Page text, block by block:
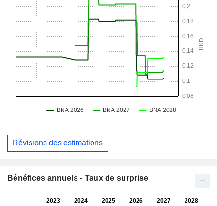
Révisions des estimations
Bénéfices annuels - Taux de surprise